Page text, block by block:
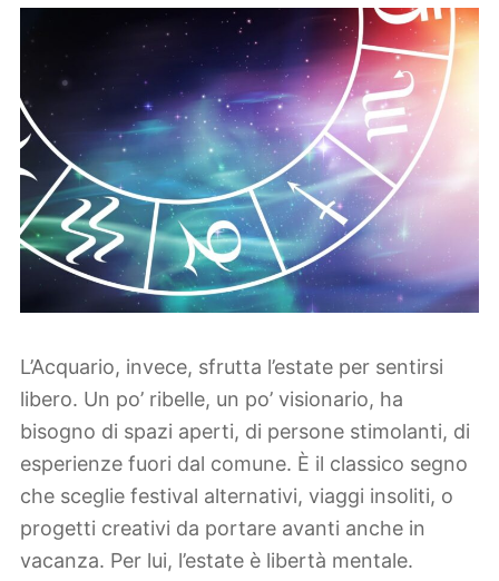
L’Acquario, invece, sfrutta l’estate per sentirsi
libero. Un po’ ribelle, un po’ visionario, ha
bisogno di spazi aperti, di persone stimolanti, di
esperienze fuori dal comune. È il classico segno
che sceglie festival alternativi, viaggi insoliti, o
progetti creativi da portare avanti anche in
vacanza. Per lui, l’estate è libertà mentale.